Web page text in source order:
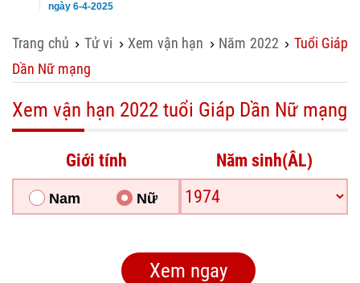
ngày 6-4-2025
Trang chủ › Tử vi › Xem vận hạn › Năm 2022 › Tuổi Giáp
Dần Nữ mạng
Xem vận hạn 2022 tuổi Giáp Dần Nữ mạng
Giới tính
Nam Nữ
Năm sinh(ÂL)